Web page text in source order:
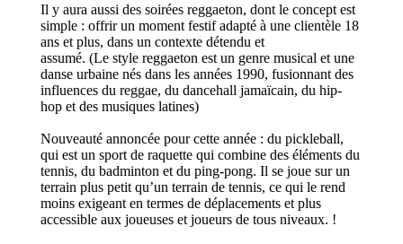
Il y aura aussi des soirées reggaeton, dont le concept est
simple : offrir un moment festif adapté à une clientèle 18
ans et plus, dans un contexte détendu et
assumé. (Le style reggaeton est un genre musical et une
danse urbaine nés dans les années 1990, fusionnant des
influences du reggae, du dancehall jamaïcain, du hip-
hop et des musiques latines)
Nouveauté annoncée pour cette année : du pickleball,
qui est un sport de raquette qui combine des éléments du
tennis, du badminton et du ping-pong. Il se joue sur un
terrain plus petit qu’un terrain de tennis, ce qui le rend
moins exigeant en termes de déplacements et plus
accessible aux joueuses et joueurs de tous niveaux. !